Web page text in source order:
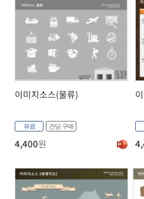
이미지소스(물류)
유료 건당 구매
4,400원